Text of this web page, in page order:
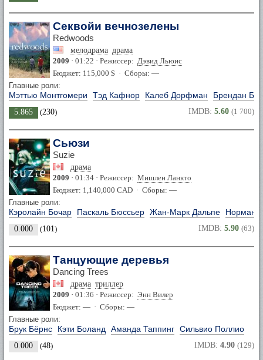
Секвойи вечнозелены
Redwoods
мелодрама драма
2009 · 01:22 · Режиссер: Дэвид Льюис
Бюджет: 115,000 $ · Сборы: —
Главные роли:
Мэттью Монтгомери Тэд Кафнор Калеб Дорфман Брендан
5.865 (230) IMDB: 5.60 (1 700)
Сьюзи
Suzie
драма
2009 · 01:34 · Режиссер: Мишлен Ланкто
Бюджет: 1,140,000 CAD · Сборы: —
Главные роли:
Кэролайн Бочар Паскаль Бюссьер Жан-Марк Дальпе Норманд
0.000 (101) IMDB: 5.90 (63)
Танцующие деревья
Dancing Trees
драма триллер
2009 · 01:36 · Режиссер: Энн Вилер
Бюджет: — · Сборы: —
Главные роли:
Брук Бёрнс Кэти Боланд Аманда Таппинг Сильвио Поллио
0.000 (48) IMDB: 4.90 (129)